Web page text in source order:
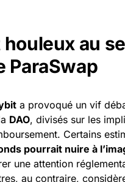
houleux au
ParaSwap
a provoqué un vif
DAO, divisés sur les
Certains
pourrait nuire à
une attention
au contraire,